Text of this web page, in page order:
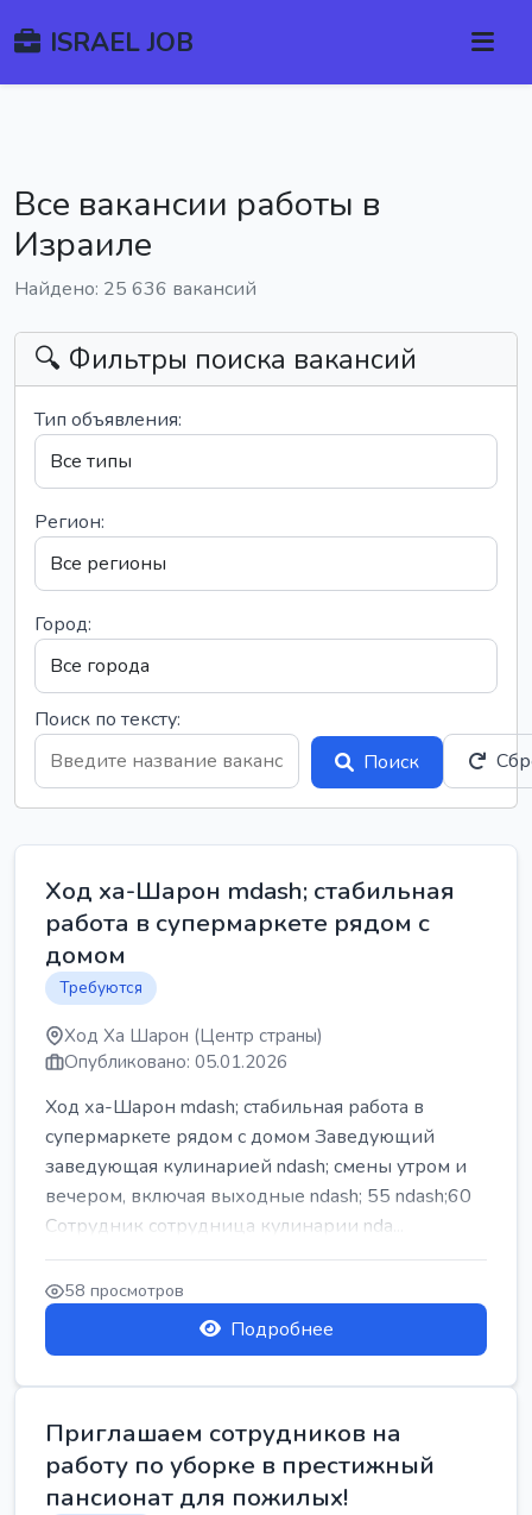
ISRAEL JOB
Все вакансии работы в
Израиле
Найдено: 25 636 вакансий
🔍 Фильтры поиска вакансий
Тип объявления:
Регион:
Город:
Поиск по тексту:
Поиск
Ход ха-Шарон mdash; стабильная
работа в супермаркете рядом с
домом
Требуются
Ход Ха Шарон (Центр страны)
Опубликовано: 05.01.2026
Ход ха-Шарон mdash; стабильная работа в
супермаркете рядом с домом Заведующий
заведующая кулинарией ndash; смены утром и
вечером, включая выходные ndash; 55 ndash;60
Сотрудник сотрудница кулинарии nda...
58 просмотров
Подробнее
Приглашаем сотрудников на
работу по уборке в престижный
пансионат для пожилых!